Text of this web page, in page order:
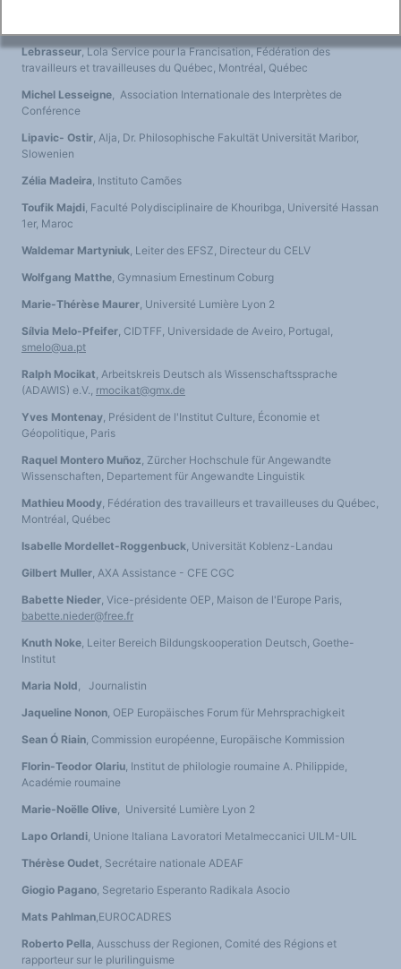
Lebrasseur, Lola Service pour la Francisation, Fédération des
travailleurs et travailleuses du Québec, Montréal, Québec
Michel Lesseigne, Association Internationale des Interprètes de
Conférence
Lipavic- Ostir, Alja, Dr. Philosophische Fakultät Universität Maribor,
Slowenien
Zélia Madeira, Instituto Camões
Toufik Majdi, Faculté Polydisciplinaire de Khouribga, Université Hassan
1er, Maroc
Waldemar Martyniuk, Leiter des EFSZ, Directeur du CELV
Wolfgang Matthe, Gymnasium Ernestinum Coburg
Marie-Thérèse Maurer, Université Lumière Lyon 2
Sílvia Melo-Pfeifer, CIDTFF, Universidade de Aveiro, Portugal,
smelo@ua.pt
Ralph Mocikat, Arbeitskreis Deutsch als Wissenschaftssprache
(ADAWIS) e.V., rmocikat@gmx.de
Yves Montenay, Président de l'Institut Culture, Économie et
Géopolitique, Paris
Raquel Montero Muñoz, Zürcher Hochschule für Angewandte
Wissenschaften, Departement für Angewandte Linguistik
Mathieu Moody, Fédération des travailleurs et travailleuses du Québec,
Montréal, Québec
Isabelle Mordellet-Roggenbuck, Universität Koblenz-Landau
Gilbert Muller, AXA Assistance - CFE CGC
Babette Nieder, Vice-présidente OEP, Maison de l'Europe Paris,
babette.nieder@free.fr
Knuth Noke, Leiter Bereich Bildungskooperation Deutsch, Goethe-
Institut
Maria Nold, Journalistin
Jaqueline Nonon, OEP Europäisches Forum für Mehrsprachigkeit
Sean Ó Riain, Commission européenne, Europäische Kommission
Florin-Teodor Olariu, Institut de philologie roumaine A. Philippide,
Académie roumaine
Marie-Noëlle Olive, Université Lumière Lyon 2
Lapo Orlandi, Unione Italiana Lavoratori Metalmeccanici UILM-UIL
Thérèse Oudet, Secrétaire nationale ADEAF
Giogio Pagano, Segretario Esperanto Radikala Asocio
Mats Pahlman,EUROCADRES
Roberto Pella, Ausschuss der Regionen, Comité des Régions et
rapporteur sur le plurilinguisme